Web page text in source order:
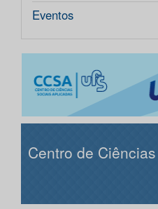
Eventos
Centro de